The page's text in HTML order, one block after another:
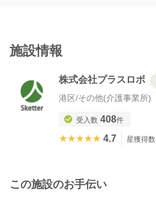
施設情報
株式会社プラスロボ
港区/その他(介護事業所)
受入数 408件
★★★★★
★★★★★ 4.7 星獲得数
この施設のお手伝い